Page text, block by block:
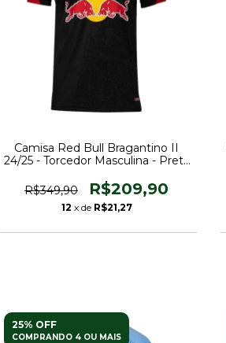
Camisa Red Bull Bragantino II
24/25 - Torcedor Masculina - Preta
R$349,90
R$209,90
12 x de R$21,27
25% OFF
COMPRANDO 4 OU MAIS